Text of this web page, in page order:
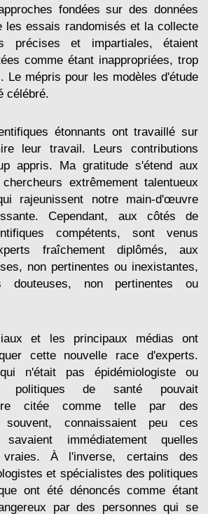
fondées sur des données
les essais randomisés et la collecte
précises et impartiales, étaient
comme étant inappropriées, trop
Le mépris pour les modèles d'étude
célébré.
étonnants ont travaillé sur
leur travail. Leurs contributions
appris. Ma gratitude s'étend aux
extrêmement talentueux
rajeunissent notre main-d'œuvre
Cependant, aux côtés de
compétents, sont venus
fraîchement diplômés, aux
non pertinentes ou inexistantes,
douteuses, non pertinentes ou
et les principaux médias ont
cette nouvelle race d'experts.
n'était pas épidémiologiste ou
politiques de santé pouvait
citée comme telle par des
souvent, connaissaient peu ces
immédiatement quelles
vraies. À l'inverse, certains des
et spécialistes des politiques
ont été dénoncés comme étant
par des personnes qui se